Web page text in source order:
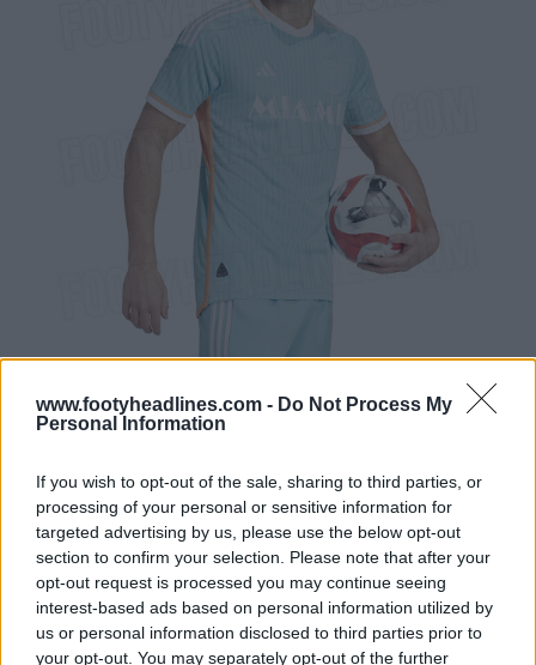
www.footyheadlines.com - Do Not Process My
Personal Information
If you wish to opt-out of the sale, sharing to third parties, or
processing of your personal or sensitive information for
targeted advertising by us, please use the below opt-out
section to confirm your selection. Please note that after your
opt-out request is processed you may continue seeing
interest-based ads based on personal information utilized by
us or personal information disclosed to third parties prior to
your opt-out. You may separately opt-out of the further